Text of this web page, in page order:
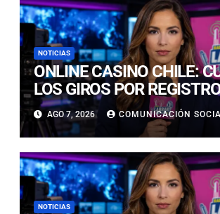
NOTICIAS
ONLINE CASINO CHILE:
LOS GIROS POR
REALMENTE SIRVEN
AGO 7, 2026 COMUNICACIÓN
NOTICIAS